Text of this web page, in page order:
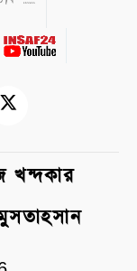
খন্দকার